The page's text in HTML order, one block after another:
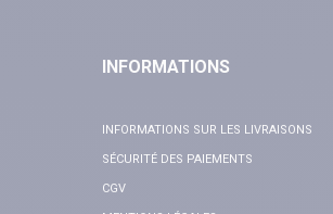
INFORMATIONS
INFORMATIONS SUR LES LIVRAISONS
SÉCURITÉ DES PAIEMENTS
CGV